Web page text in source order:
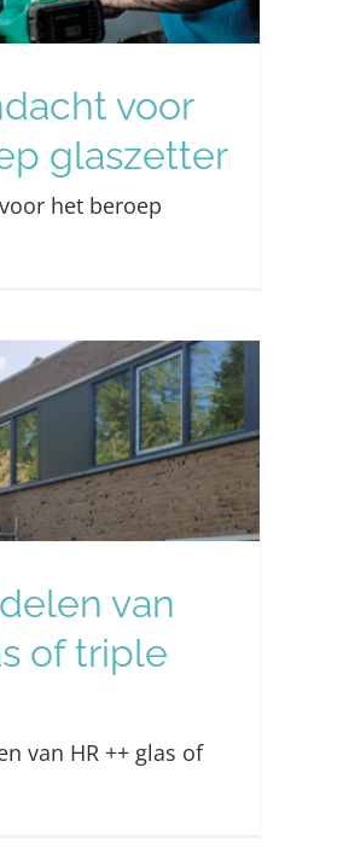
voor
glaszetter
het beroep
van
of triple
van HR ++ glas of